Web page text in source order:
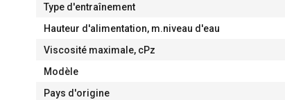
Type d'entraînement
Hauteur d'alimentation, m.niveau d'eau
Viscosité maximale, cPz
Modèle
Pays d'origine